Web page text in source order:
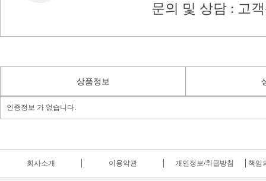
문의 및 상담 : 고
상품정보
인증정보 가 없습니다.
회사소개 이용약관 개인정보/취급방침 책임